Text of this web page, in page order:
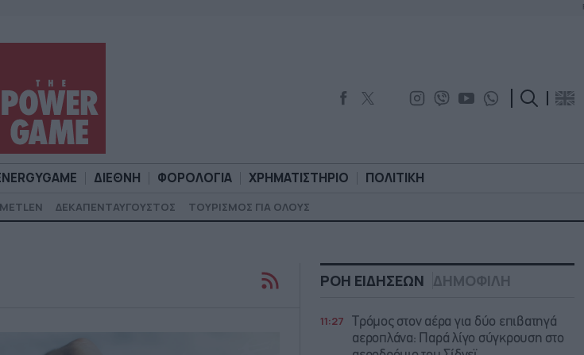
ΔΙΕΘΝΗ ΦΟΡΟΛΟΓΙΑ ΧΡΗΜΑΤΙΣΤΗΡΙΟ ΠΟΛΙΤΙΚΗ
METLEN ΔΕΚΑΠΕΝΤΑΥΓΟΥΣΤΟΣ ΤΟΥΡΙΣΜΟΣ ΓΙΑ ΟΛΟΥΣ
ΧΡΗΜΑΤΙΣΤΗΡΙΟ ΠΟΛΙΤΙΚΗ
ΡΟΗ ΕΙΔΗΣΕΩΝ ΔΗΜΟΦΙΛΗ
11:27
Τρόμος στον αέρα για δύο επιβατηγά
αεροπλάνα: Παρά λίγο σύγκρουση στο